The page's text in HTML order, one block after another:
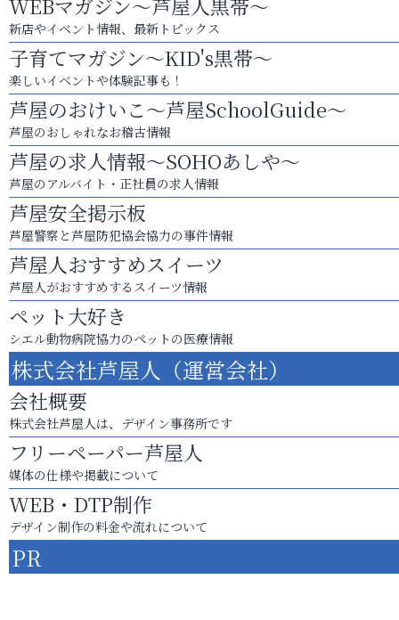
WEBマガジン～芦屋人黒帯～
新店やイベント情報、最新トピックス
子育てマガジン～KID's黒帯～
楽しいイベントや体験記事も！
芦屋のおけいこ～芦屋SchoolGuide～
芦屋のおしゃれなお稽古情報
芦屋の求人情報～SOHOあしや～
芦屋のアルバイト・正社員の求人情報
芦屋安全掲示板
芦屋警察と芦屋防犯協会協力の事件情報
芦屋人おすすめスイーツ
芦屋人がおすすめするスイーツ情報
ペット大好き
シエル動物病院協力のペットの医療情報
株式会社芦屋人（運営会社）
会社概要
株式会社芦屋人は、デザイン事務所です
フリーペーパー芦屋人
媒体の仕様や掲載について
WEB・DTP制作
デザイン制作の料金や流れについて
PR